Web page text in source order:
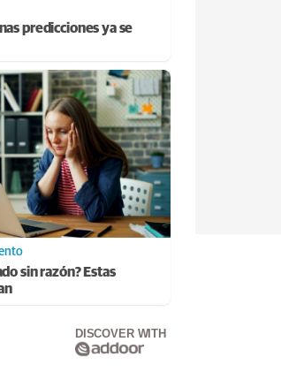
predicciones ya se
sin razón? Estas
DISCOVER WITH